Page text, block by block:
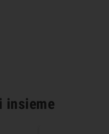
insieme